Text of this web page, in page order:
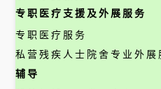
专职医疗支援及外展服务
专职医疗服务
私营残疾人士院舍专业外
辅导